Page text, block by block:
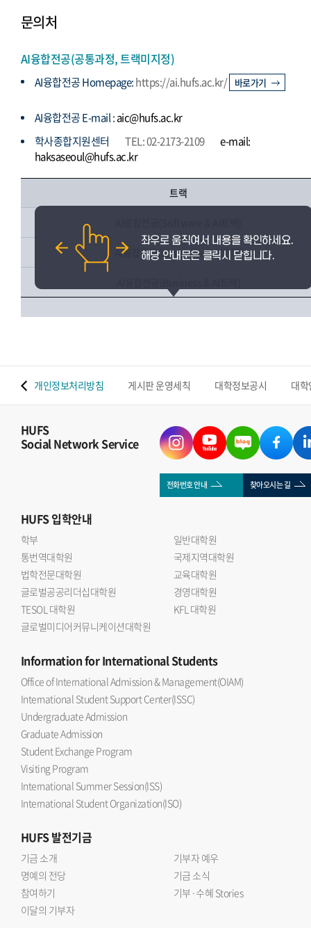
문의처
AI융합전공(공통과정, 트랙미지정)
AI융합전공 Homepage:https://ai.hufs.ac.kr/ 바로가기
AI융합전공 E-mail :aic@hufs.ac.kr
학사종합지원센터
TEL: 02-2173-2109
e-mail:
haksaseoul@hufs.ac.kr
트랙
AI융합전공(Language & AI트랙)
개인정보처리방침 게시판 운영세칙 대학정보공시 대
HUFS
Social Network Service
전화번호 안내 찾아오시는 길
HUFS입학안내
학부
일반대학원
통번역대학원
국제지역대학원
법학전문대학원
교육대학원
글로벌공공리더십대학원
경영대학원
TESOL 대학원
KFL 대학원
글로벌미디어커뮤니케이션대학원
Informationfor International Students
Office of International Admission & Management(OIAM)
International Student Support Center(ISSC)
Undergraduate Admission
Graduate Admission
Student Exchange Program
Visiting Program
International Summer Session(ISS)
International Student Organization(ISO)
HUFS발전기금
기금 소개
기부자 예우
명예의 전당
기금 소식
참여하기
기부·수혜 Stories
이달의 기부자